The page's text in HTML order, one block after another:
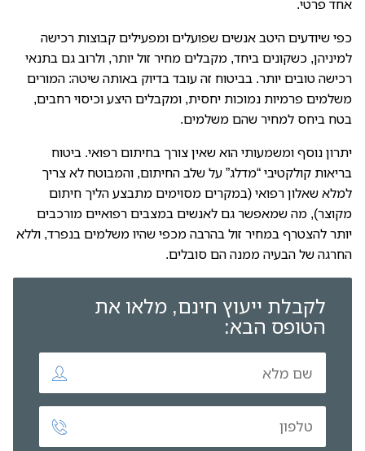
אחד פרטי.
כפי שיודעים היטב אנשים שפועלים ומפעילים קבוצות רכישה
למיניהן, כשקונים ביחד, מקבלים מחיר זול יותר, ולרוב גם בתנאי
רכישה טובים יותר. בביטוח זה עובד בדיוק באותה שיטה: המורים
משלמים פרמיות נמוכות יחסית, ומקבלים היצע וכיסוי רחבים,
בטח ביחס למחיר שהם משלמים.
יתרון נוסף ומשמעותי הוא שאין צורך בחיתום רפואי. ביטוח
בריאות קולקטיבי “מדלג” על שלב החיתום, והמבוטח לא צריך
למלא שאלון רפואי (במקרים מסוימים מתבצע הליך חיתום
מקוצר), מה שמאפשר גם לאנשים במצבים רפואיים מורכבים
יותר להצטרף במחיר זול בהרבה מכפי שהיו משלמים בנפרד, וללא
החרגה של הבעיה ממנה הם סובלים.
לקבלת ייעוץ חינם, מלאו את
הטופס הבא: